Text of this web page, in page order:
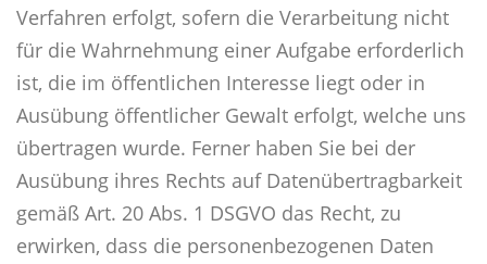
Verfahren erfolgt, sofern die Verarbeitung nicht
für die Wahrnehmung einer Aufgabe erforderlich
ist, die im öffentlichen Interesse liegt oder in
Ausübung öffentlicher Gewalt erfolgt, welche uns
übertragen wurde. Ferner haben Sie bei der
Ausübung ihres Rechts auf Datenübertragbarkeit
gemäß Art. 20 Abs. 1 DSGVO das Recht, zu
erwirken, dass die personenbezogenen Daten